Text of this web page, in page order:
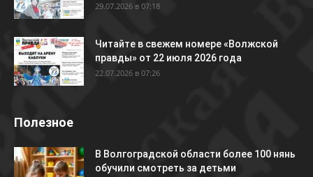
29.07.2026 в 07:18
Читайте в свежем номере «Волжской
правды» от 22 июля 2026 года
22.07.2026 в 07:26
Полезное
В Волгоградской области более 100 нянь
обучили смотреть за детьми